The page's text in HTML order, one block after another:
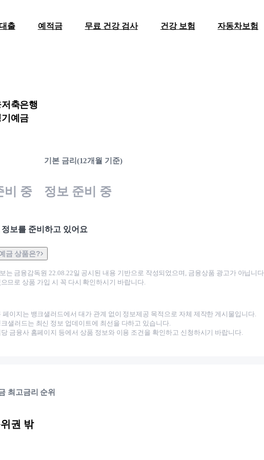
출 예적금 무료 건강 검사 건강 보험 자동차보험
축은행
예금
비 중
기본 금리(12개월 기준)
정보 준비 중
보를 준비하고 있어요
금 상품은?
는 금융감독원22.08.22일 공시된 내용 기반으로 작성되었으며, 금융상품 광고가 아닙니
므로 상품 가입 시 꼭 다시 확인하시기 바랍니다.
페이지는 뱅크샐러드에서 대가 관계 없이 정보제공 목적으로 자체 제작한 게시물입니다.
크샐러드는 최신 정보 업데이트에 최선을 다하고 있습니다.
금융사 홈페이지 등에서 상품 정보와 이용 조건을 확인하고 신청하시기 바랍니다.
최고금리 순위
권 밖